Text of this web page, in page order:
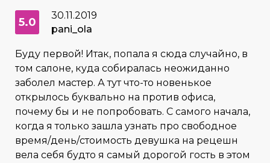
5.0
30.11.2019
pani_ola
Буду первой! Итак, попала я сюда случайно, в
том салоне, куда собиралась неожиданно
заболел мастер. А тут что-то новенькое
открылось буквально на против офиса,
почему бы и не попробовать. С самого начала,
когда я только зашла узнать про свободное
время/день/стоимость девушка на рецешн
вела себя будто я самый дорогой гость в этом